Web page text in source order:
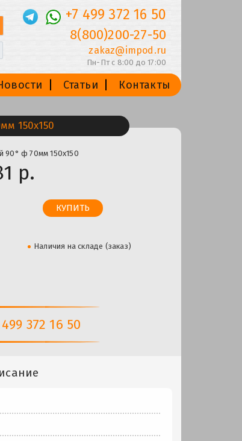
+7 499 372 16 50
8(800)200-27-50
zakaz@impod.ru
Пн-Пт с 8:00 до 17:00
Статьи Контакты
150х150
90° ф 70мм 150х150
р.
Наличия на складе (заказ)
372 16 50